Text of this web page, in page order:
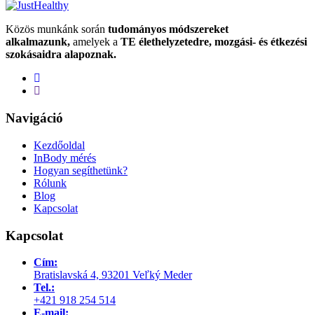
Közös munkánk során tudományos módszereket
alkalmazunk, amelyek a TE élethelyzetedre, mozgási- és étkezési
szokásaidra alapoznak.
Navigáció
Kezdőoldal
InBody mérés
Hogyan segíthetünk?
Rólunk
Blog
Kapcsolat
Kapcsolat
Cím:
Bratislavská 4, 93201 Veľký Meder
Tel.:
+421 918 254 514